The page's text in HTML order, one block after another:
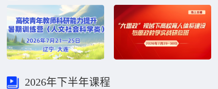
2026年下半年课程